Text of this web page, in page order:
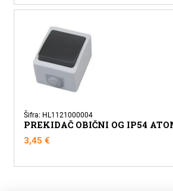
Šifra: HL1121000004
PREKIDAČ OBIČNI OG IP54
3,45€